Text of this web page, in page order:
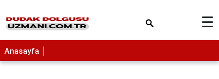
☰
Anasayfa